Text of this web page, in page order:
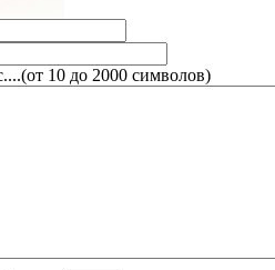
10 до 2000 символов)